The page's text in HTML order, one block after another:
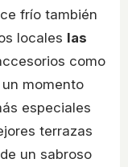
frío también
locales las
como
momento
especiales
terrazas
un sabroso